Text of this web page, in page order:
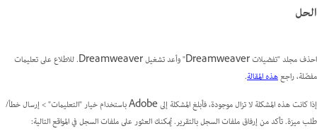
الحل
احذف مجلد "تفضيلات Dreamweaver" وأعد تشغيل Dreamweaver. للاطلاع على تعليمات
مفصّلة، راجعهذه المقالة.
إذا كانت هذه المشكلة لا تزال موجودة، فأبلغ المشكلة إلى Adobe باستخدام خيار "التعليمات" > إرسال خطأ/
طلب ميزة. تأكد من إرفاق ملفات السجل بالتقرير. يُمكنك العثور على ملفات السجل في المواقع التالية: